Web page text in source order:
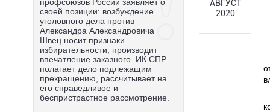
своей позиции: возбуждение
уголовного дела против
Александра Александровича
Швец носит признаки
избирательности, производит
впечатление заказного. ИК СПР
полагает дело подлежащим
прекращению, рассчитывает на
его справедливое и
беспристрастное рассмотрение.
АВГУСТ
2020